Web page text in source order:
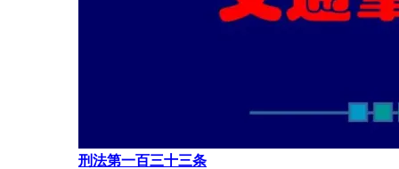
刑法第一百三十三条